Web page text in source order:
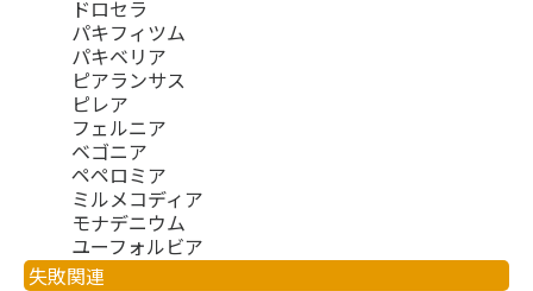
ドロセラ
パキフィツム
パキベリア
ピアランサス
ピレア
フェルニア
ベゴニア
ペペロミア
ミルメコディア
モナデニウム
ユーフォルビア
失敗関連